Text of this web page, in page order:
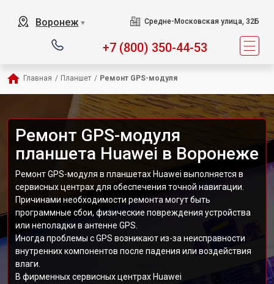
Воронеж ▼ Средне-Московская улица, 32Б
+7 (800) 350-44-53
Главная / Планшет / Ремонт GPS-модуля
Ремонт GPS-модуля
планшета Huawei в Воронеже
Ремонт GPS-модуля в планшетах Huawei выполняется в
сервисных центрах для обеспечения точной навигации.
Причинами необходимости ремонта могут быть
программные сбои, физические повреждения устройства
или неполадки в антенне GPS.
Иногда проблемы с GPS возникают из-за неисправности
внутренних компонентов после падения или воздействия
влаги.
В фирменных сервисных центрах Huawei